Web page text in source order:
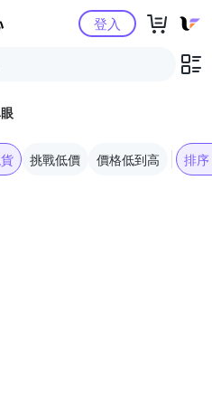
Yahoo購物中心登入
挑戰低價 價格低到高 排序